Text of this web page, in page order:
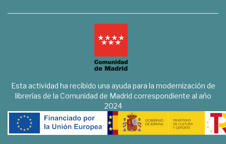
Esta actividad ha recibido una ayuda para la modernización de
librerías de la Comunidad de Madrid correspondiente al año
2024